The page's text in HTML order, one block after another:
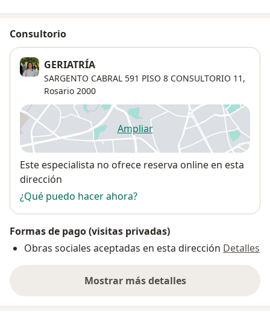
Consultorio
GERIATRÍA
SARGENTO CABRAL 591 PISO 8 CONSULTORIO 11,
Rosario 2000
Ampliarse abre en una nueva
Disponibilidad
Este especialista no ofrece reserva online en esta
dirección
¿Qué puedo hacer ahora?
Formas de pago (visitas privadas)
Obras sociales aceptadas en esta dirección Detalles
Mostrar más detalles
sobre la dirección